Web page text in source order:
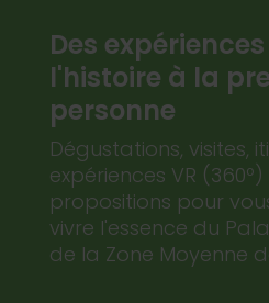
Des
l'histoire à la
personne
Dégustations, visites,
expériences VR
propositions pour
vivre l'essence du
de la Zone Moyenne